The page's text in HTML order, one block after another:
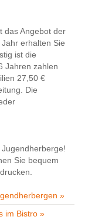
das Angebot der
erhalten Sie
ist die
Jahren zahlen
27,50 €
Die
Sie bequem
»
im Bistro »